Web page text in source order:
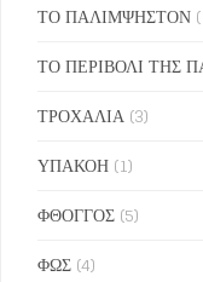
ΤΟ ΠΑΛΙΜΨΗΣΤΟΝ
ΤΟ ΠΕΡΙΒΟΛΙ ΤΗΣ
ΤΡΟΧΑΛΙΑ (3)
ΥΠΑΚΟΗ (1)
ΦΘΟΓΓΟΣ (5)
ΦΩΣ (4)